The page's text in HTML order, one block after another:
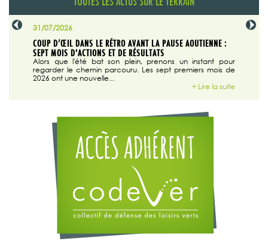
31/07/2026
COUP D’ŒIL DANS LE RÉTRO AVANT LA PAUSE AOUTIENNE :
SEPT MOIS D'ACTIONS ET DE RÉSULTATS
Alors que l'été bat son plein, prenons un instant pour
regarder le chemin parcouru. Les sept premiers mois de
2026 ont une nouvelle...
+ Lire la suite
29/07/